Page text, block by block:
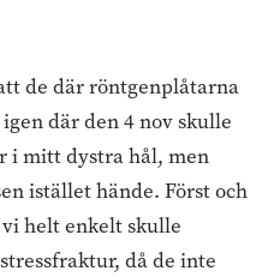
de där röntgenplåtarna
där den 4 nov skulle
i mitt dystra hål, men
istället hände. Först och
helt enkelt skulle
då de inte